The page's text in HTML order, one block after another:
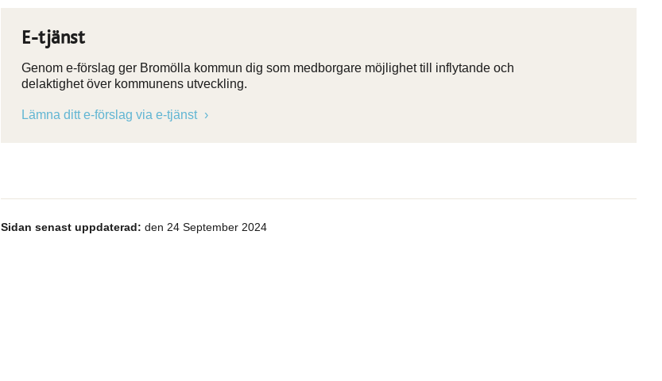
E-tjänst
Genom e-förslag ger Bromölla kommun dig som medborgare möjlighet till inflytande och
delaktighet över kommunens utveckling.
Lämna ditt e-förslag via e-tjänst
Sidan senast uppdaterad: den 24 September 2024